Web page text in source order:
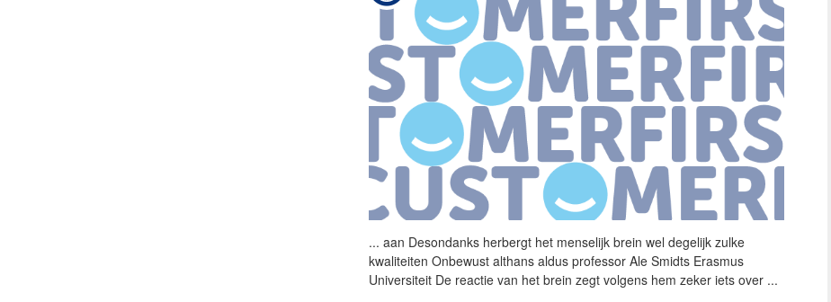
... aan Desondanks herbergt het menselijk brein wel degelijk zulke
kwaliteiten Onbewust althans aldus professor Ale Smidts Erasmus
Universiteit De reactie van hetbrein zegt volgens hem zeker iets over ...